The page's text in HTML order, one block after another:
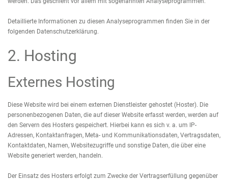
Detaillierte Informationen zu diesen Analyseprogrammen finden Sie in der
folgenden Datenschutzerklärung.
2. Hosting
Externes Hosting
Diese Website wird bei einem externen Dienstleister gehostet (Hoster). Die
personenbezogenen Daten, die auf dieser Website erfasst werden, werden auf
den Servern des Hosters gespeichert. Hierbei kann es sich v. a. um IP-
Adressen, Kontaktanfragen, Meta- und Kommunikationsdaten, Vertragsdaten,
Kontaktdaten, Namen, Websitezugriffe und sonstige Daten, die über eine
Website generiert werden, handeln.
Der Einsatz des Hosters erfolgt zum Zwecke der Vertragserfüllung gegenüber